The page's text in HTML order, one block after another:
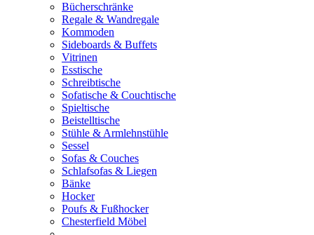
Bücherschränke
Regale & Wandregale
Kommoden
Sideboards & Buffets
Vitrinen
Esstische
Schreibtische
Sofatische & Couchtische
Spieltische
Beistelltische
Stühle & Armlehnstühle
Sessel
Sofas & Couches
Schlafsofas & Liegen
Bänke
Hocker
Poufs & Fußhocker
Chesterfield Möbel